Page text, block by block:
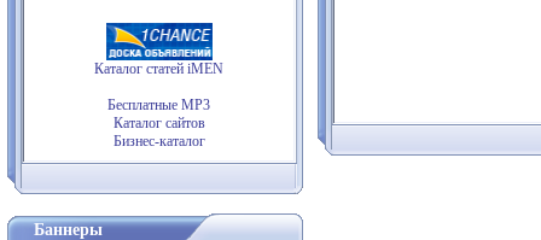
Каталог статей iMEN
Бесплатные MP3
Каталог сайтов
Бизнес-каталог
Баннеры